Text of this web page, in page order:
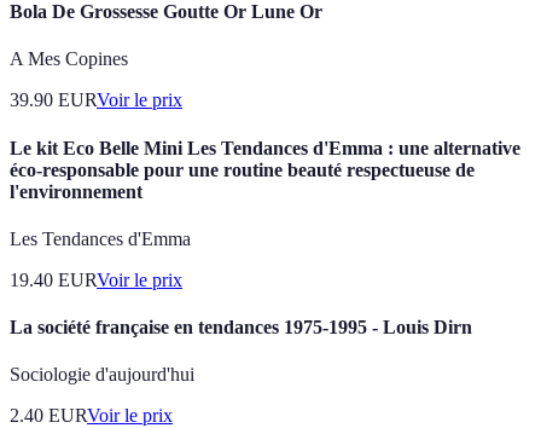
Bola De Grossesse Goutte Or Lune Or
A Mes Copines
39.90 EURVoir le prix
Le kit Eco Belle Mini Les Tendances d'Emma : une alternative
éco-responsable pour une routine beauté respectueuse de
l'environnement
Les Tendances d'Emma
19.40 EURVoir le prix
La société française en tendances 1975-1995 - Louis Dirn
Sociologie d'aujourd'hui
2.40 EURVoir le prix